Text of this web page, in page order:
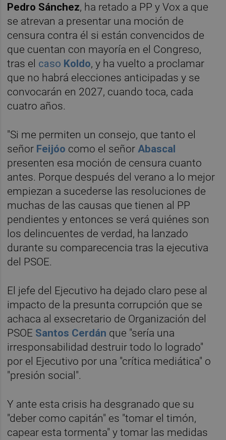
Pedro Sánchez, ha retado a PP y Vox a que
se atrevan a presentar una moción de
censura contra él si están convencidos de
que cuentan con mayoría en el Congreso,
tras el caso Koldo, y ha vuelto a proclamar
que no habrá elecciones anticipadas y se
convocarán en 2027, cuando toca, cada
cuatro años.
"Si me permiten un consejo, que tanto el
señor Feijóo como el señorAbascal
presenten esa moción de censura cuanto
antes. Porque después del verano a lo mejor
empiezan a sucederse las resoluciones de
muchas de las causas que tienen al PP
pendientes y entonces se verá quiénes son
los delincuentes de verdad, ha lanzado
durante su comparecencia tras la ejecutiva
del PSOE.
El jefe del Ejecutivo ha dejado claro pese al
impacto de la presunta corrupción que se
achaca al exsecretario de Organización del
PSOE Santos Cerdán que "sería una
irresponsabilidad destruir todo lo logrado"
por el Ejecutivo por una "crítica mediática" o
"presión social".
Y ante esta crisis ha desgranado que su
"deber como capitán" es "tomar el timón,
capear esta tormenta" y tomar las medidas